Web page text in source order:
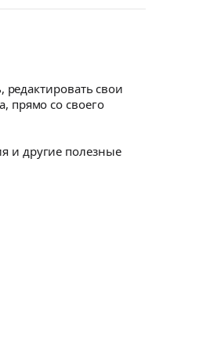
свои
прямо со своего
и другие полезные